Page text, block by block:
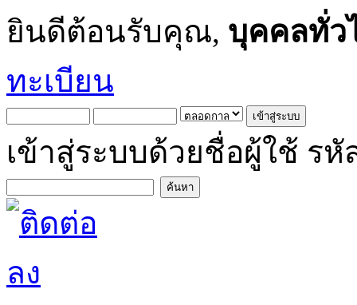
ยินดีต้อนรับคุณ, บุคคลทั่ว
ทะเบียน
เข้าสู่ระบบด้วยชื่อผู้ใช้ รหั